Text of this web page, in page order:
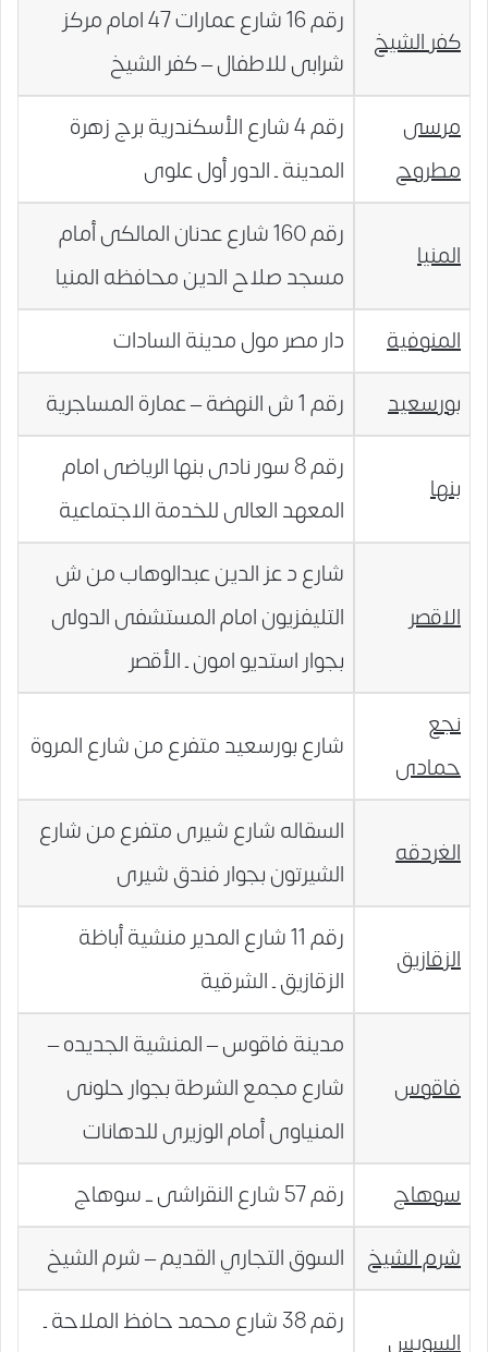
كفر الشيخ
رقم 16 شارع عمارات 47 امام مركز
شرابى للاطفال – كفر الشيخ
مرسى
مطروح
رقم 4 شارع الأسكندرية برج زهرة
المدينة ـ الدور أول علوى
المنيا
رقم 160 شارع عدنان المالكى أمام
مسجد صلاح الدين محافظه المنيا
المنوفية
دار مصر مول مدينة السادات
بورسعيد
رقم 1 ش النهضة – عمارة المساجرية
بنها
رقم 8 سور نادى بنها الرياضى امام
المعهد العالى للخدمة الاجتماعية
الاقصر
شارع د عز الدين عبدالوهاب من ش
التليفزيون امام المستشفى الدولى
بجوار استديو امون ـ الأقصر
نجع
حمادى
شارع بورسعيد متفرع من شارع المروة
الغردقه
السقاله شارع شيرى متفرع من شارع
الشيرتون بجوار فندق شيرى
الزقازيق
رقم 11 شارع المدير منشية أباظة
الزقازيق ـ الشرقية
فاقوس
مدينة فاقوس – المنشية الجديده –
شارع مجمع الشرطة بجوار حلونى
المنياوى أمام الوزيرى للدهانات
سوهاج
رقم 57 شارع النقراشى ــ سوهاج
شرم الشيخ
السوق التجاري القديم – شرم الشيخ
السويس
رقم 38 شارع محمد حافظ الملاحة ـ